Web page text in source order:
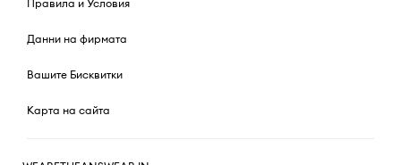
Правила и Условия
Данни на фирмата
Вашите Бисквитки
Карта на сайта